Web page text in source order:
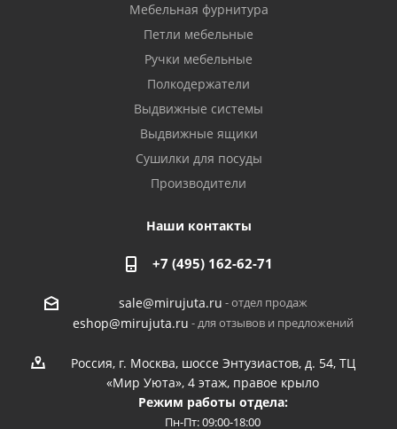
Мебельная фурнитура
Петли мебельные
Ручки мебельные
Полкодержатели
Выдвижные системы
Выдвижные ящики
Сушилки для посуды
Производители
Наши контакты
+7 (495) 162-62-71
sale@mirujuta.ru - отдел продаж
eshop@mirujuta.ru - для отзывов и предложений
Россия, г. Москва, шоссе Энтузиастов, д. 54, ТЦ
«Мир Уюта», 4 этаж, правое крыло
Режим работы отдела:
Пн-Пт: 09:00-18:00